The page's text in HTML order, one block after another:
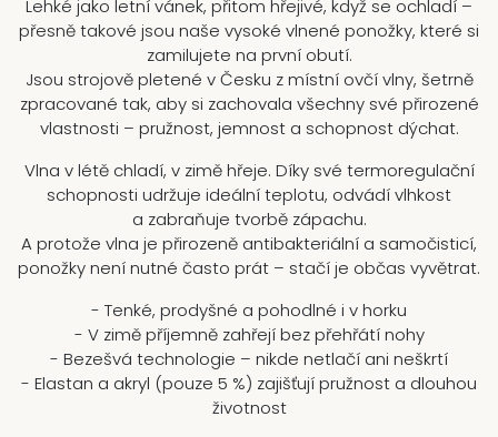
Lehké jako letní vánek, přitom hřejivé, když se ochladí –
přesně takové jsou naše vysoké vlnené ponožky, které si
zamilujete na první obutí.
Jsou strojově pletené v Česku z místní ovčí vlny, šetrně
zpracované tak, aby si zachovala všechny své přirozené
vlastnosti – pružnost, jemnost a schopnost dýchat.
Vlna v létě chladí, v zimě hřeje. Díky své termoregulační
schopnosti udržuje ideální teplotu, odvádí vlhkost
a zabraňuje tvorbě zápachu.
A protože vlna je přirozeně antibakteriální a samočisticí,
ponožky není nutné často prát – stačí je občas vyvětrat.
- Tenké, prodyšné a pohodlné i v horku
- V zimě příjemně zahřejí bez přehřátí nohy
- Bezešvá technologie – nikde netlačí ani neškrtí
- Elastan a akryl (pouze 5 %) zajišťují pružnost a dlouhou
životnost